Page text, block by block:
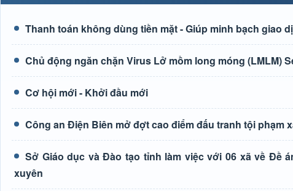
Thanh toán không dùng tiền mặt - Giúp minh bạch giao
Chủ động ngăn chặn Virus Lở mồm long móng (LMLM)
Cơ hội mới - Khởi đầu mới
Công an Điện Biên mở đợt cao điểm đấu tranh tội phạm
Sở Giáo dục và Đào tạo tỉnh làm việc với 06 xã về Đề
xuyên